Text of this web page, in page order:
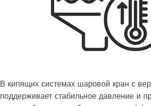
В кипящих системах шаровой кран с
поддерживает стабильное давление и